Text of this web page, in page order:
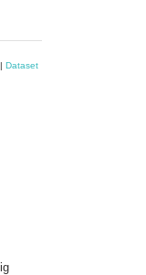
| Dataset